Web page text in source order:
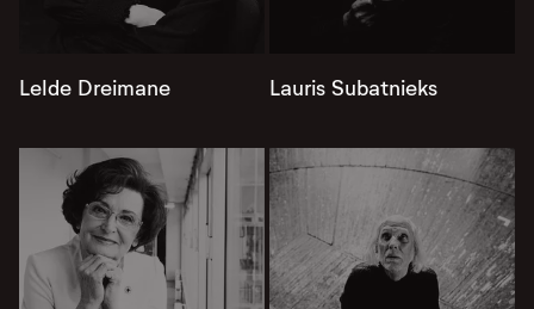
Lelde Dreimane Lauris Subatnieks